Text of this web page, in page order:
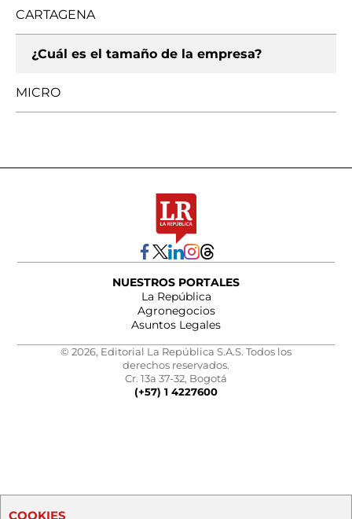
CARTAGENA
¿Cuál es el tamaño de la empresa?
MICRO
NUESTROS PORTALES
La República
Agronegocios
Asuntos Legales
© 2026, Editorial La República S.A.S. Todos los
derechos reservados.
Cr. 13a 37-32, Bogotá
(+57) 1 4227600
COOKIES